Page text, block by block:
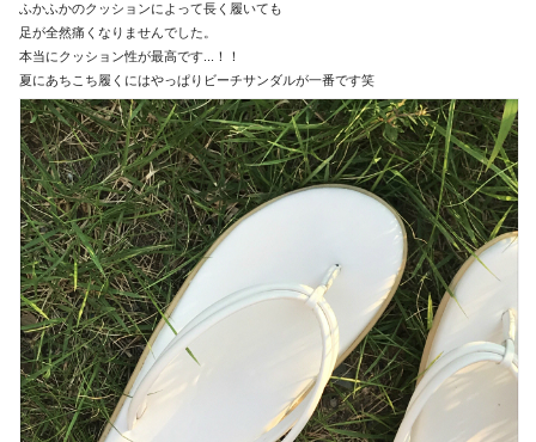
ふかふかのクッションによって長く履いても
足が全然痛くなりませんでした。
本当にクッション性が最高です...！！
夏にあちこち履くにはやっぱりビーチサンダルが一番です笑